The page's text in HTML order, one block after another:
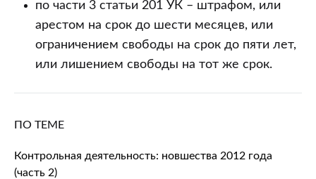
по части 3 статьи 201 УК – штрафом, или
арестом на срок до шести месяцев, или
ограничением свободы на срок до пяти лет,
или лишением свободы на тот же срок.
ПО ТЕМЕ
Контрольная деятельность: новшества 2012 года
(часть 2)